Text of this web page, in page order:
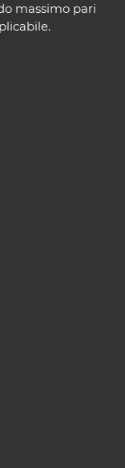
massimo pari